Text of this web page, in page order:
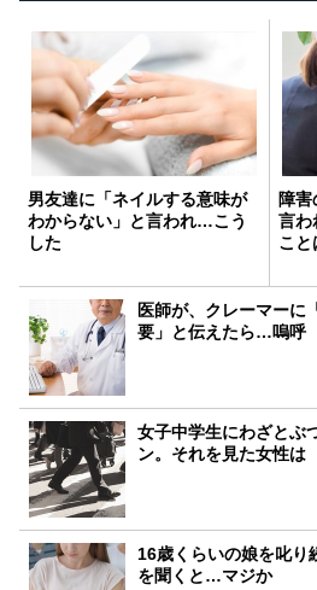
男友達に「ネイルする意味が
わからない」と言われ…こう
した
障
言わ
こ
医師が、クレーマーに
要」と伝えたら…嗚呼
女子中学生にわざとぶ
ン。それを見た女性は
16歳くらいの娘を叱り
を聞くと…マジか